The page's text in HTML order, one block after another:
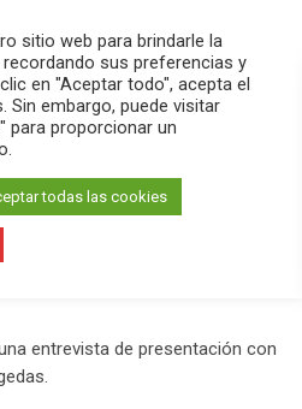
search menu pause PLAY
Primera
Benéfica
la
entrevista de presentación con
sitio web para brindarle la
sus preferencias y
en "Aceptar todo", acepta el
Sin embargo, puede visitar
para proporcionar un
todas las cookies